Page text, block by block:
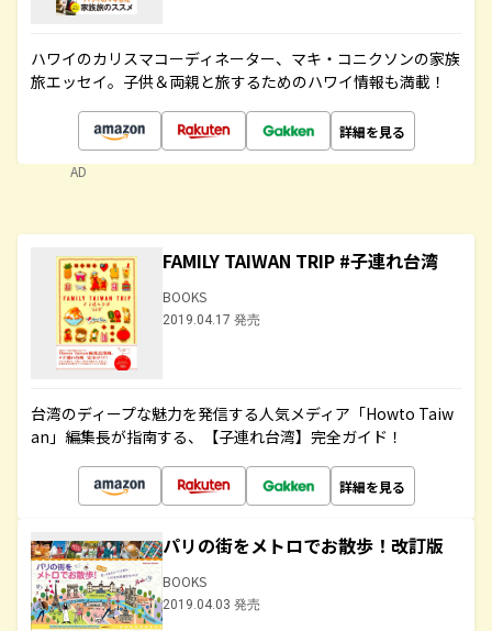
ハワイのカリスマコーディネーター、マキ・コニクソンの家族
旅エッセイ。子供＆両親と旅するためのハワイ情報も満載！
詳細を見る
AD
FAMILY TAIWAN TRIP #子連れ台湾
BOOKS
2019.04.17 発売
台湾のディープな魅力を発信する人気メディア「Howto Taiw
an」編集長が指南する、【子連れ台湾】完全ガイド！
詳細を見る
パリの街をメトロでお散歩！改訂版
BOOKS
2019.04.03 発売